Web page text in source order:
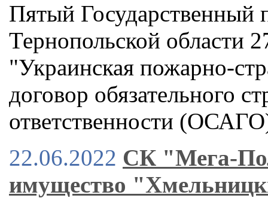
Пятый Государственный
Тернопольской области
"Украинская пожарно-
договор обязательного
ответственности
22.06.2022 СК "Мега-
имущество